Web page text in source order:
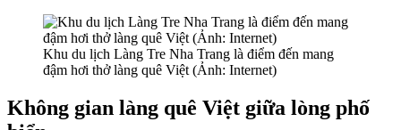
Khu du lịch Làng Tre Nha Trang là điểm đến mang
đậm hơi thở làng quê Việt (Ảnh: Internet)
Không gian làng quê Việt giữa lòng phố